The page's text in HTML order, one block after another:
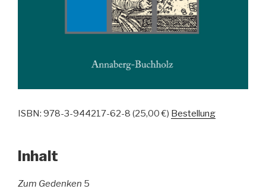
ISBN: 978-3-944217-62-8 (25,00 €) Bestellung
Inhalt
Zum Gedenken 5